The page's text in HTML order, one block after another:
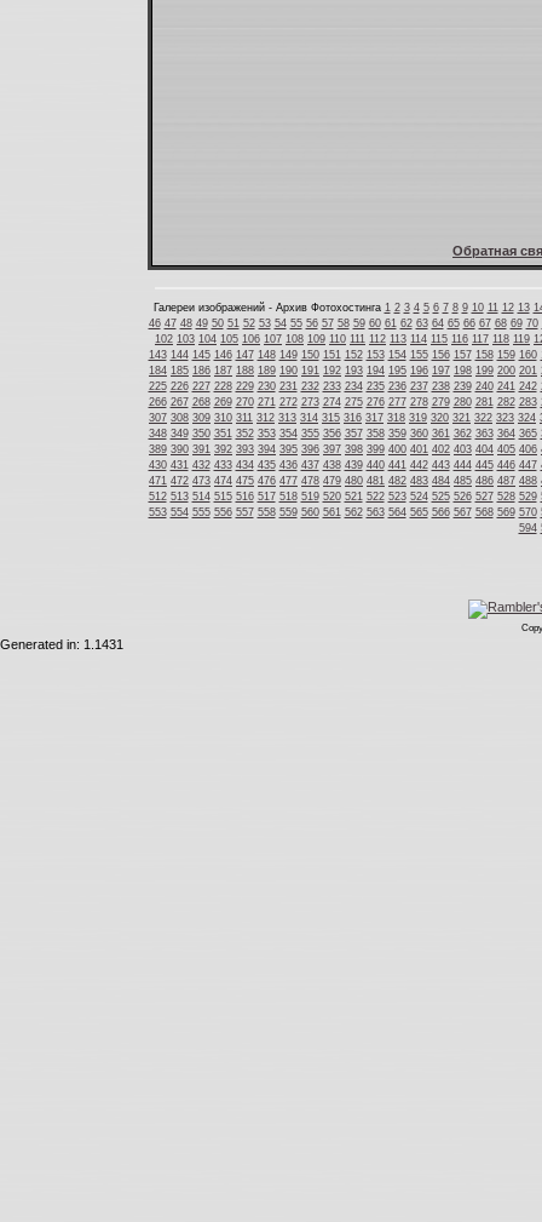
Обратная
Галереи изображений - Архив Фотохостинга 1 2 3 4 5 6 7 8 9 10 11 12 13
46 47 48 49 50 51 52 53 54 55 56 57 58 59 60 61 62 63 64 65 66 67 68 69 70
102 103 104 105 106 107 108 109 110 111 112 113 114 115 116 117 118 119
143 144 145 146 147 148 149 150 151 152 153 154 155 156 157 158 159 160
184 185 186 187 188 189 190 191 192 193 194 195 196 197 198 199 200 201
225 226 227 228 229 230 231 232 233 234 235 236 237 238 239 240 241 242
266 267 268 269 270 271 272 273 274 275 276 277 278 279 280 281 282 283
307 308 309 310 311 312 313 314 315 316 317 318 319 320 321 322 323 324
348 349 350 351 352 353 354 355 356 357 358 359 360 361 362 363 364 365
389 390 391 392 393 394 395 396 397 398 399 400 401 402 403 404 405 406
430 431 432 433 434 435 436 437 438 439 440 441 442 443 444 445 446 447
471 472 473 474 475 476 477 478 479 480 481 482 483 484 485 486 487 488
512 513 514 515 516 517 518 519 520 521 522 523 524 525 526 527 528 529
553 554 555 556 557 558 559 560 561 562 563 564 565 566 567 568 569 570
594
Generated in: 1.1431